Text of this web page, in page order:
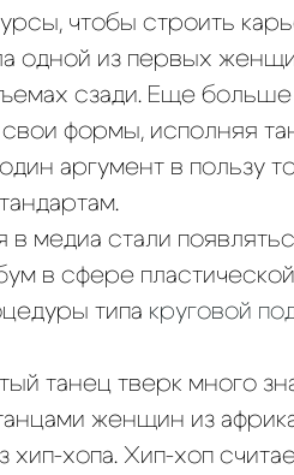
чтобы строить
одной из первых
сзади. Еще
формы, исполняя
аргумент в пользу
медиа стали
в сфере
типа круговой
танец тверк много
женщин из
хип-хопа. Хип-хоп